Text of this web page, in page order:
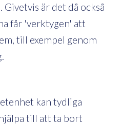
är det då också
får 'verktygen' att
till exempel genom
kan tydliga
till att ta bort